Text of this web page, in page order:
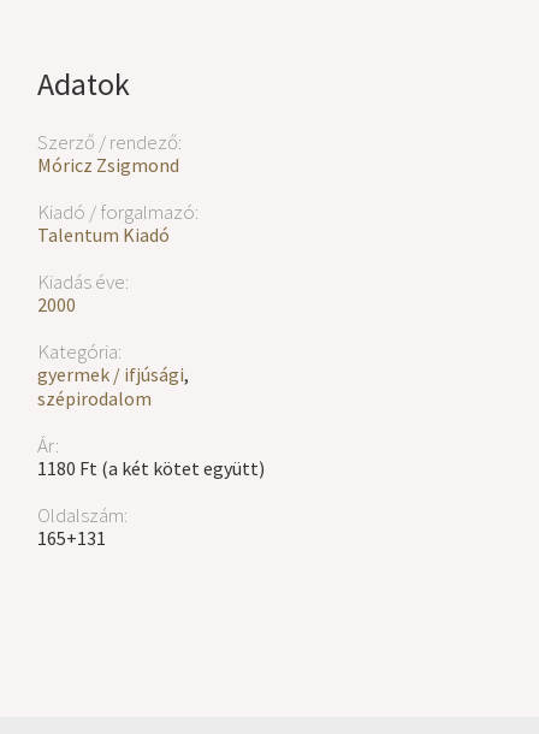
Adatok
Szerző / rendező:
Móricz Zsigmond
Kiadó / forgalmazó:
Talentum Kiadó
Kiadás éve:
2000
Kategória:
gyermek / ifjúsági,
szépirodalom
Ár:
1180 Ft (a két kötet együtt)
Oldalszám:
165+131